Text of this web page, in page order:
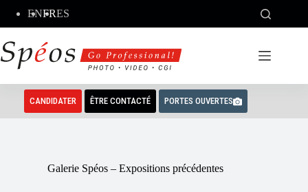
contenu
ENFRES
CANDIDATER ÊTRE CONTACTÉ PORTES OUVERTES
Galerie Spéos – Expositions précédentes